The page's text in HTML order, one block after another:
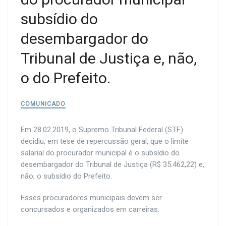
subsídio do
desembargador do
Tribunal de Justiça e, não,
o do Prefeito.
COMUNICADO
Em 28.02.2019, o Supremo Tribunal Federal (STF)
decidiu, em tese de repercussão geral, que o limite
salarial do procurador municipal é o subsídio do
desembargador do Tribunal de Justiça (R$ 35.462,22) e,
não, o subsídio do Prefeito.
Esses procuradores municipais devem ser
concursados e organizados em carreiras.